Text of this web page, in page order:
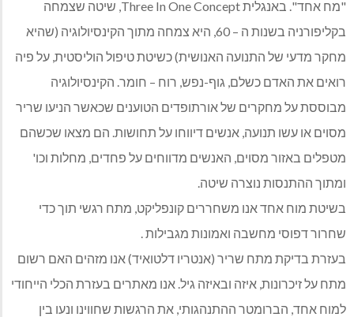
"מח אחד". באנגלית Three In One Concept, שיטה שצמחה
בקליפורניה בשנות ה – 60, היא צמחה מתוך הקינסיולוגיה (שהיא
מחקר מדעי של התנועה האנושית) כשיטת טיפול הוליסטית, על פיה
רואים את האדם כשלם, גוף-נפש, רוח – חומר. הקינסיולוגיה
מבוססת על מחקרים של אורתופדים הטוענים שכאשר הניעו שריר
מסוים או עשו תנועה, אנשים דיווחו על תחושות. הם מצאו שכשהם
מטפלים באזור מסוים, האנשים מדווחים על פחדים, מחלות וכו'
ומתוך ההתנסות נוצרה שיטה.
בשיטת מוח אחד אנו משחררים קונפליקט, מתח רגשי תוך כדי
שחרור דפוסי מחשבה ואמונות מגבילות .
בעזרת בדיקת מתח שריר (אנטריו דלטואיד) אנו מזהים האם רשום
מתח על זיכרונות, איזה ובאיזה גיל. אנו מאתרים בעזרת הכלי הייחודי
למוח אחד, הברומטר ההתנהגותי, את הרגשות שחווינו ונעו בין